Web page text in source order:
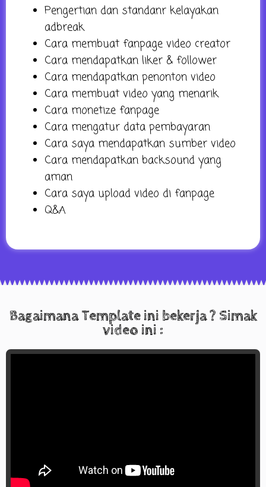
Pengertian dan standanr kelayakan
adbreak
Cara membuat fanpage video creator
Cara mendapatkan liker & follower
Cara mendapatkan penonton video
Cara membuat video yang menarik
Cara monetize fanpage
Cara mengatur data pembayaran
Cara saya mendapatkan sumber video
Cara mendapatkan backsound yang
aman
Cara saya upload video di fanpage
Q&A
Bagaimana Template ini bekerja ? Simak
video ini :